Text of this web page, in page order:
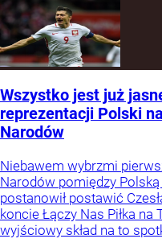
Wszystko jest już
reprezentacji Polski
Narodów
Niebawem wybrzmi
Narodów pomiędzy
postanowił postawić
koncie Łączy Nas Piłka
wyjściowy skład na to